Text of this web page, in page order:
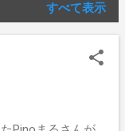
すべて表示